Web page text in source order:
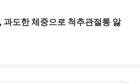
과도한 체중으로 척추관절통 앓